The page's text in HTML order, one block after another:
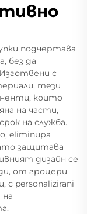
подчертава
без да
с
тези
които
на части,
на служба.
eliminира
защитава
дизайн се
от гроцери
с personalizirani